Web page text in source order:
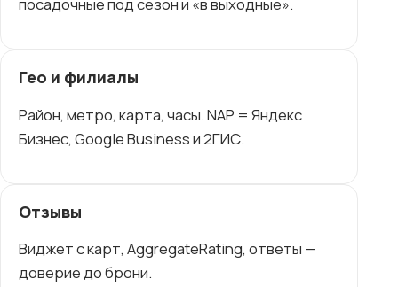
Гео и филиалы
Район, метро, карта, часы. NAP = Яндекс
Бизнес, Google Business и 2ГИС.
Отзывы
Виджет с карт, AggregateRating, ответы —
доверие до брони.